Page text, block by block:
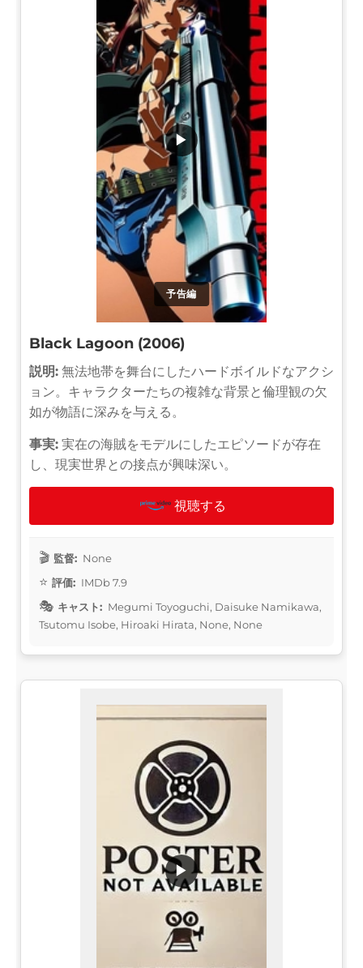
予告編
▶
Black Lagoon (2006)
説明: 無法地帯を舞台にしたハードボイルドなアクシ
ョン。キャラクターたちの複雑な背景と倫理観の欠
如が物語に深みを与える。
事実: 実在の海賊をモデルにしたエピソードが存在
し、現実世界との接点が興味深い。
視聴する
監督: None
評価: IMDb 7.9
キャスト: Megumi Toyoguchi, Daisuke Namikawa,
Tsutomu Isobe, Hiroaki Hirata, None, None
▶